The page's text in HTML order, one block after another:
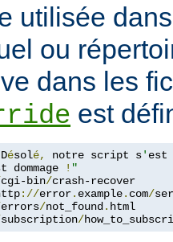
utilisée
ou
dans les
est
Désolé, notre script s' est
dommage ! "
cgi-bin/crash-recover
://error. example. com/
errors/not_found . html
subscription/